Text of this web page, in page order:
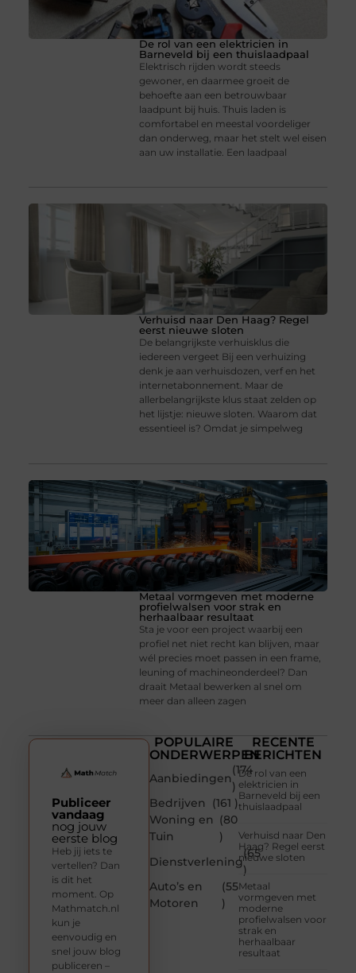
De rol van een elektricien in
Barneveld bij een thuislaadpaal
Elektrisch rijden wordt steeds
gewoner, en daarmee groeit de
behoefte aan een betrouwbaar
laadpunt bij huis. Thuis laden is
comfortabel en meestal voordeliger
dan onderweg, maar het stelt wel eisen
aan uw installatie. Een laadpaal
Verhuisd naar Den Haag? Regel
eerst nieuwe sloten
De belangrijkste verhuisklus die
iedereen vergeet Bij een verhuizing
denk je aan verhuisdozen, verf en het
internetabonnement. Maar de
allerbelangrijkste klus staat zelden op
het lijstje: nieuwe sloten. Waarom dat
essentieel is? Omdat je simpelweg
Metaal vormgeven met moderne
profielwalsen voor strak en
herhaalbaar resultaat
Sta je voor een project waarbij een
profiel net niet recht kan blijven, maar
wél precies moet passen in een frame,
leuning of machineonderdeel? Dan
draait Metaal bewerken al snel om
meer dan alleen zagen
POPULAIRE
ONDERWERPEN
Aanbiedingen
(174
)
Bedrijven
(161 )
Woning en
Tuin
(80
)
Dienstverlening
(65
)
Auto’s en
Motoren
(55
)
RECENTE
BERICHTEN
De rol van een
elektricien in
Barneveld bij een
thuislaadpaal
Verhuisd naar Den
Haag? Regel eerst
nieuwe sloten
Metaal
vormgeven met
moderne
profielwalsen voor
strak en
herhaalbaar
resultaat
Publiceer
vandaag
nog jouw
eerste blog
Heb jij iets te
vertellen? Dan
is dit het
moment. Op
Mathmatch.nl
kun je
eenvoudig en
snel jouw blog
publiceren –